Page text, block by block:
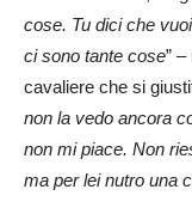
cose. Tu dici che
ci sono tante cose”
cavaliere che si
non la vedo ancora
non mi piace. Non
ma per lei nutro una